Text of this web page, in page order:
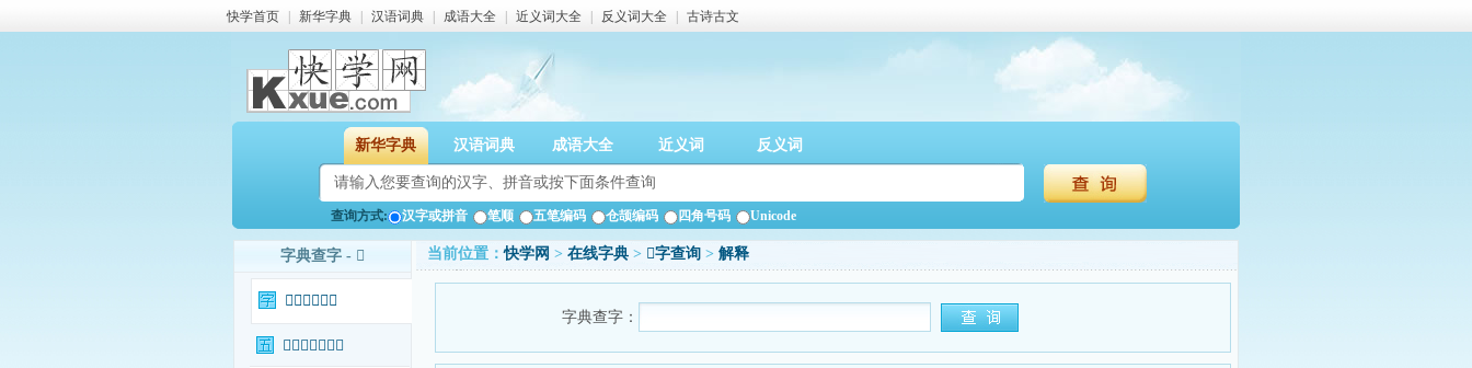
快学首页 新华字典 汉语词典 成语大全 近义词大全 反义词大全 古诗古文
新华字典 汉语词典 成语大全 近义词 反义词
查询方式: 汉字或拼音 笔顺 五笔编码 仓颉编码 四角号码 Unicode
字典查字 - 𥻭
𥻭字基本信息
𥻭字输入法查询
当前位置：快学网 > 在线字典 > 𥻭字查询 > 解释
字典查字：